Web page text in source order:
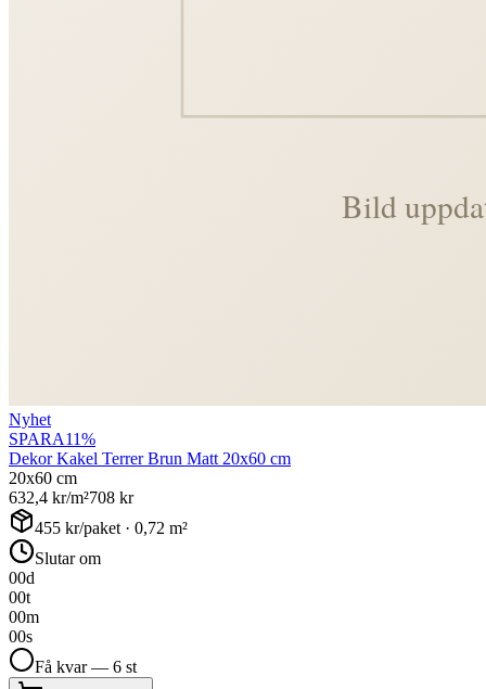
Nyhet
SPARA11%
Dekor Kakel Terrer Brun Matt 20x60 cm
20x60 cm
632,4 kr/m²708 kr
455 kr/paket · 0,72 m²
Slutar om
00d
00t
00m
00s
Få kvar — 6 st